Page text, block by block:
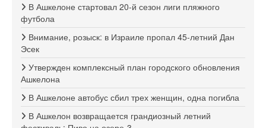
В Ашкелоне стартовал 20-й сезон лиги пляжного
футбола
Внимание, розыск: в Израиле пропал 45-летний Дан
Эсек
Утвержден комплексный план городского обновления
Ашкелона
В Ашкелоне автобус сбил трех женщин, одна погибла
В Ашкелон возвращается грандиозный летний